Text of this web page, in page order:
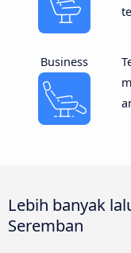
Business
Lebih banyak
Seremban